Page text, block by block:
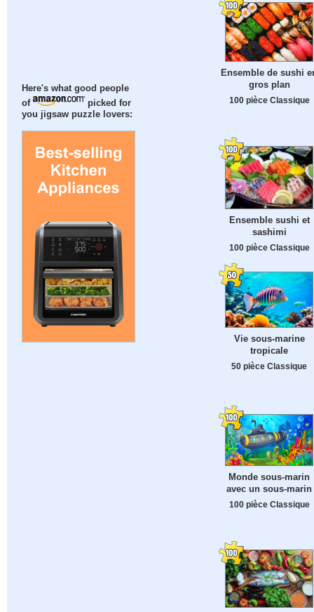
Here's what good people
of
picked for
you jigsaw puzzle lovers:
Ensemble de sushi
gros plan
100 pièce Classique
Ensemble sushi et
sashimi
100 pièce Classique
Vie sous-marine
tropicale
50 pièce Classique
Monde sous-marin
avec un sous-marin
100 pièce Classique